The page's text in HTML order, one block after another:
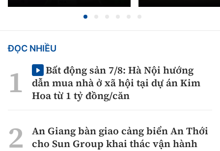
ĐỌC NHIỀU
Bất động sản 7/8: Hà Nội hướng
dẫn mua nhà ở xã hội tại dự án Kim
Hoa từ 1 tỷ đồng/căn
An Giang bàn giao cảng biển An Thới
cho Sun Group khai thác vận hành